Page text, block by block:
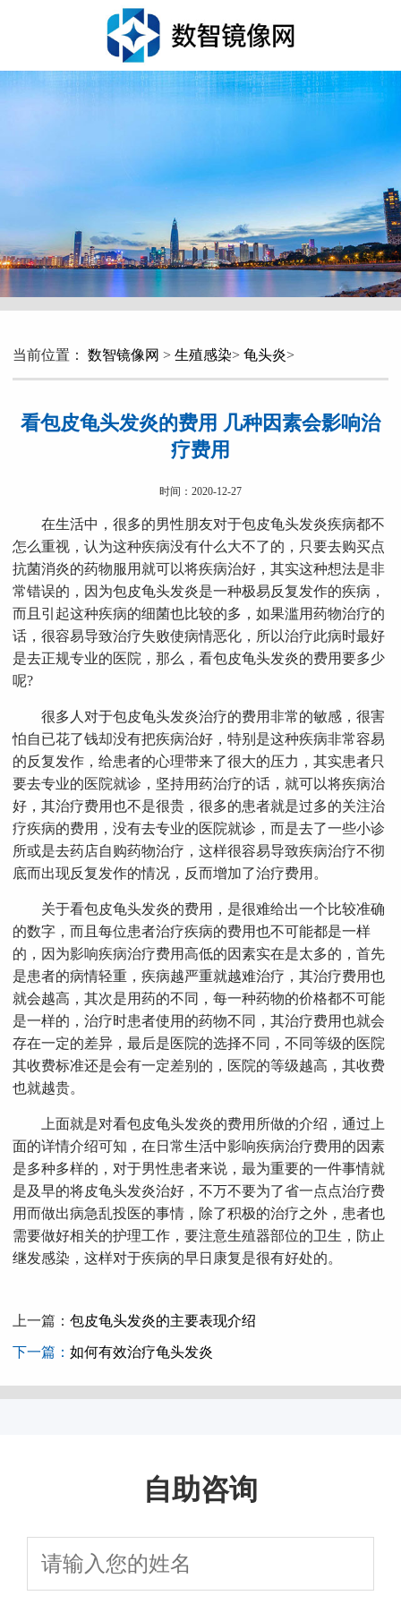
当前位置： 数智镜像网 > 生殖感染> 龟头炎>
看包皮龟头发炎的费用 几种因素会影响治
疗费用
时间：2020-12-27
在生活中，很多的男性朋友对于包皮龟头发炎疾病都不
怎么重视，认为这种疾病没有什么大不了的，只要去购买点
抗菌消炎的药物服用就可以将疾病治好，其实这种想法是非
常错误的，因为包皮龟头发炎是一种极易反复发作的疾病，
而且引起这种疾病的细菌也比较的多，如果滥用药物治疗的
话，很容易导致治疗失败使病情恶化，所以治疗此病时最好
是去正规专业的医院，那么，看包皮龟头发炎的费用要多少
呢?
很多人对于包皮龟头发炎治疗的费用非常的敏感，很害
怕自已花了钱却没有把疾病治好，特别是这种疾病非常容易
的反复发作，给患者的心理带来了很大的压力，其实患者只
要去专业的医院就诊，坚持用药治疗的话，就可以将疾病治
好，其治疗费用也不是很贵，很多的患者就是过多的关注治
疗疾病的费用，没有去专业的医院就诊，而是去了一些小诊
所或是去药店自购药物治疗，这样很容易导致疾病治疗不彻
底而出现反复发作的情况，反而增加了治疗费用。
关于看包皮龟头发炎的费用，是很难给出一个比较准确
的数字，而且每位患者治疗疾病的费用也不可能都是一样
的，因为影响疾病治疗费用高低的因素实在是太多的，首先
是患者的病情轻重，疾病越严重就越难治疗，其治疗费用也
就会越高，其次是用药的不同，每一种药物的价格都不可能
是一样的，治疗时患者使用的药物不同，其治疗费用也就会
存在一定的差异，最后是医院的选择不同，不同等级的医院
其收费标准还是会有一定差别的，医院的等级越高，其收费
也就越贵。
上面就是对看包皮龟头发炎的费用所做的介绍，通过上
面的详情介绍可知，在日常生活中影响疾病治疗费用的因素
是多种多样的，对于男性患者来说，最为重要的一件事情就
是及早的将皮龟头发炎治好，不万不要为了省一点点治疗费
用而做出病急乱投医的事情，除了积极的治疗之外，患者也
需要做好相关的护理工作，要注意生殖器部位的卫生，防止
继发感染，这样对于疾病的早日康复是很有好处的。
上一篇： 包皮龟头发炎的主要表现介绍
下一篇： 如何有效治疗龟头发炎
自助咨询